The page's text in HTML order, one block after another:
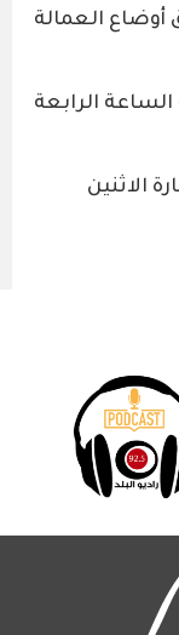
أوضاع العمالة
الساعة الرابعة
الاثنين